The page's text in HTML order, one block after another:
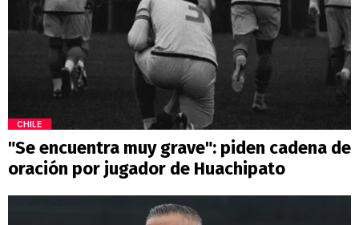
CHILE
"Se encuentra muy grave": piden cadena de
oración por jugador de Huachipato